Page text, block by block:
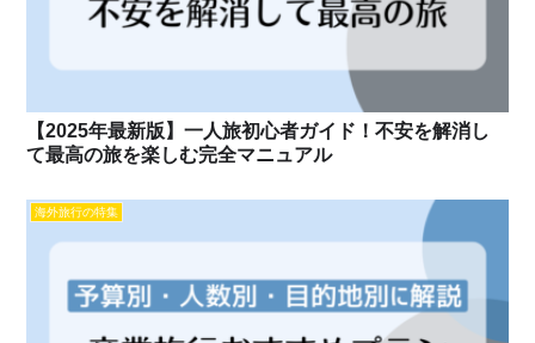
【2025年最新版】一人旅初心者ガイド！不安を解消し
て最高の旅を楽しむ完全マニュアル
海外旅行の特集